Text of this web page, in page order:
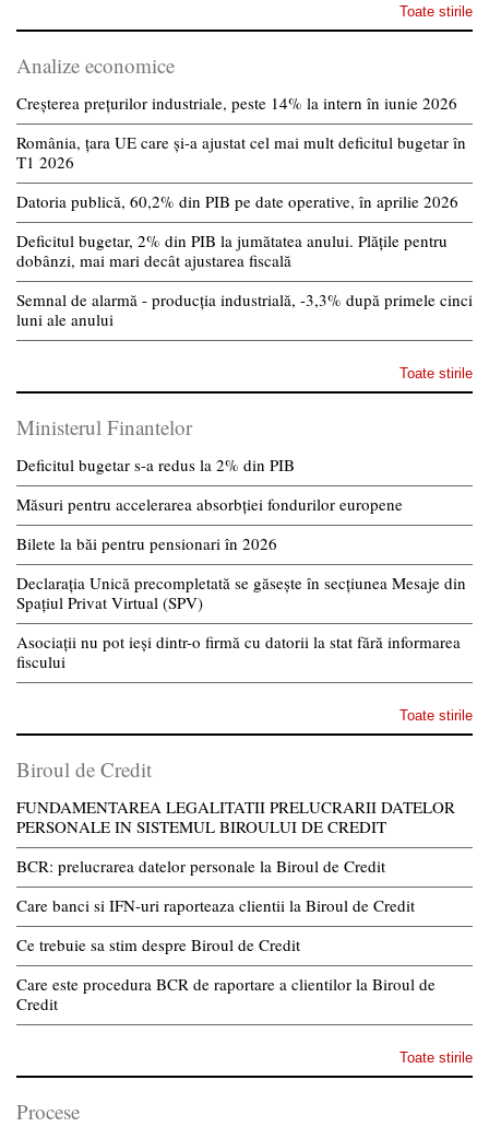
Toate stirile
Analize economice
Creșterea prețurilor industriale, peste 14% la intern în iunie 2026
România, țara UE care și-a ajustat cel mai mult deficitul bugetar în
T1 2026
Datoria publică, 60,2% din PIB pe date operative, în aprilie 2026
Deficitul bugetar, 2% din PIB la jumătatea anului. Plățile pentru
dobânzi, mai mari decât ajustarea fiscală
Semnal de alarmă - producția industrială, -3,3% după primele cinci
luni ale anului
Toate stirile
Ministerul Finantelor
Deficitul bugetar s-a redus la 2% din PIB
Măsuri pentru accelerarea absorbției fondurilor europene
Bilete la băi pentru pensionari în 2026
Declarația Unică precompletată se găsește în secțiunea Mesaje din
Spațiul Privat Virtual (SPV)
Asociații nu pot ieși dintr-o firmă cu datorii la stat fără informarea
fiscului
Toate stirile
Biroul de Credit
FUNDAMENTAREA LEGALITATII PRELUCRARII DATELOR
PERSONALE IN SISTEMUL BIROULUI DE CREDIT
BCR: prelucrarea datelor personale la Biroul de Credit
Care banci si IFN-uri raporteaza clientii la Biroul de Credit
Ce trebuie sa stim despre Biroul de Credit
Care este procedura BCR de raportare a clientilor la Biroul de
Credit
Toate stirile
Procese